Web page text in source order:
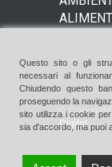
©
Digital
Questo sito o gli
necessari al
Chiudendo questo
proseguendo la
sito utilizza i cookie
sia d'accordo, ma puoi